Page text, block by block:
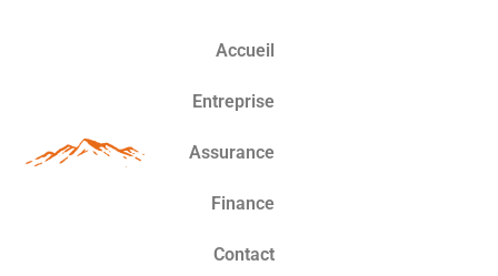
Accueil
Entreprise
Assurance
Finance
Contact